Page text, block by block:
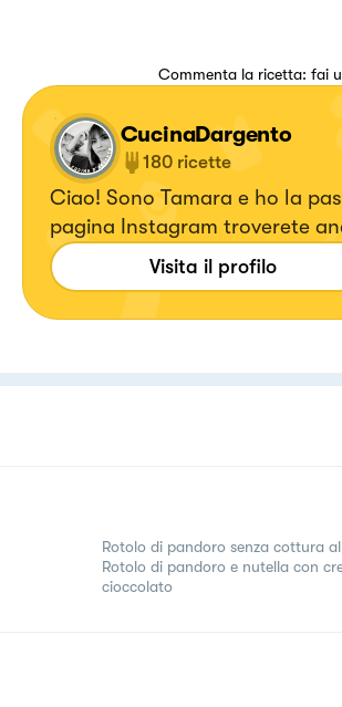
Commenta la ricetta: fai
CucinaDargento
180 ricette
Ciao! Sono Tamara e ho la
pagina Instagram troverete
Visita il profilo
Rotolo di pandoro senza cottura
Rotolo di pandoro e nutella con
cioccolato